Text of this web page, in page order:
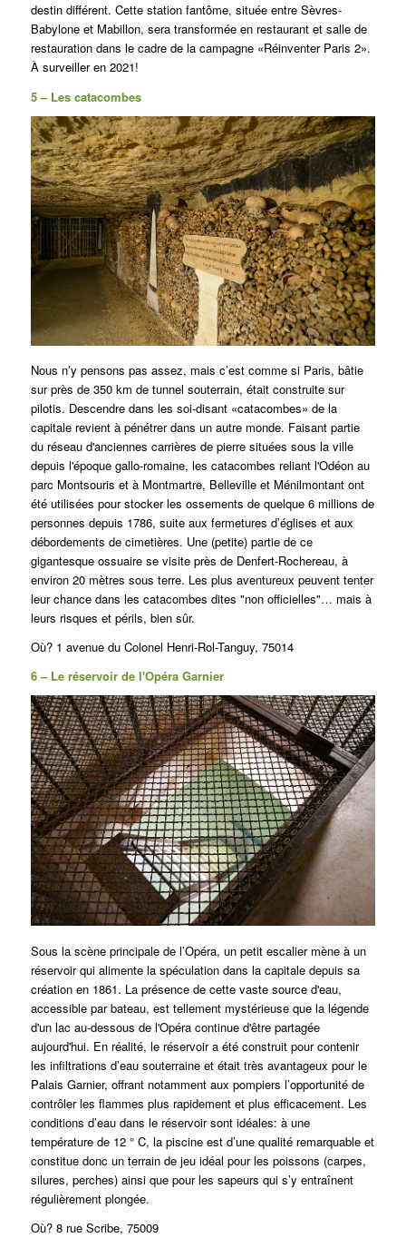
destin différent. Cette station fantôme, située entre Sèvres-
Babylone et Mabillon, sera transformée en restaurant et salle de
restauration dans le cadre de la campagne «Réinventer Paris 2».
À surveiller en 2021!
5 – Les catacombes
Nous n’y pensons pas assez, mais c’est comme si Paris, bâtie
sur près de 350 km de tunnel souterrain, était construite sur
pilotis. Descendre dans les soi-disant «catacombes» de la
capitale revient à pénétrer dans un autre monde. Faisant partie
du réseau d'anciennes carrières de pierre situées sous la ville
depuis l'époque gallo-romaine, les catacombes reliant l'Odéon au
parc Montsouris et à Montmartre, Belleville et Ménilmontant ont
été utilisées pour stocker les ossements de quelque 6 millions de
personnes depuis 1786, suite aux fermetures d’églises et aux
débordements de cimetières. Une (petite) partie de ce
gigantesque ossuaire se visite près de Denfert-Rochereau, à
environ 20 mètres sous terre. Les plus aventureux peuvent tenter
leur chance dans les catacombes dites "non officielles"… mais à
leurs risques et périls, bien sûr.
Où? 1 avenue du Colonel Henri-Rol-Tanguy, 75014
6 – Le réservoir de l'Opéra Garnier
Sous la scène principale de l’Opéra, un petit escalier mène à un
réservoir qui alimente la spéculation dans la capitale depuis sa
création en 1861. La présence de cette vaste source d'eau,
accessible par bateau, est tellement mystérieuse que la légende
d'un lac au-dessous de l'Opéra continue d'être partagée
aujourd'hui. En réalité, le réservoir a été construit pour contenir
les infiltrations d’eau souterraine et était très avantageux pour le
Palais Garnier, offrant notamment aux pompiers l’opportunité de
contrôler les flammes plus rapidement et plus efficacement. Les
conditions d’eau dans le réservoir sont idéales: à une
température de 12 ° C, la piscine est d’une qualité remarquable et
constitue donc un terrain de jeu idéal pour les poissons (carpes,
silures, perches) ainsi que pour les sapeurs qui s’y entraînent
régulièrement plongée.
Où? 8 rue Scribe, 75009